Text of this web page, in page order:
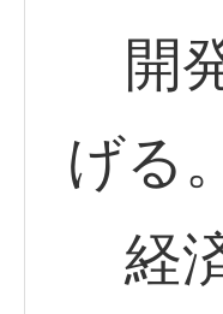
開
げる。
経